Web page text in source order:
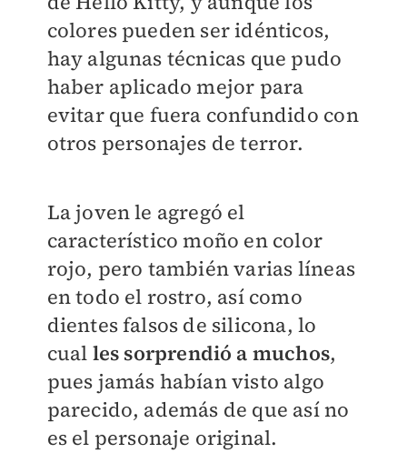
colores pueden ser idénticos,
hay algunas técnicas que pudo
haber aplicado mejor para
evitar que fuera confundido con
otros personajes de terror.
La joven le agregó el
característico moño en color
rojo, pero también varias líneas
en todo el rostro, así como
dientes falsos de silicona, lo
cual les sorprendió a muchos,
pues jamás habían visto algo
parecido, además de que así no
es el personaje original.